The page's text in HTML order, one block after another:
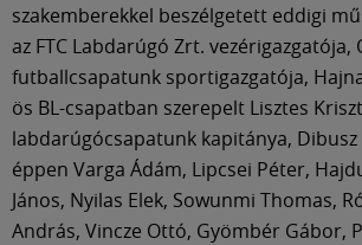
szakemberekkel beszélgetett eddigi
az FTC Labdarúgó Zrt. vezérigazgatója,
futballcsapatunk sportigazgatója,
ös BL-csapatban szerepelt Lisztes
labdarúgócsapatunk kapitánya, Dibusz
éppen Varga Ádám, Lipcsei Péter,
János, Nyilas Elek, Sowunmi Thomas,
András, Vincze Ottó, Gyömbér Gábor,
English